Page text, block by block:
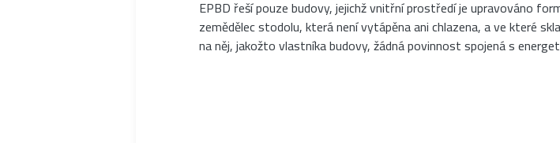
EPBD řeší pouze budovy, jejichž vnitřní prostředí je upravováno
zemědělec stodolu, která není vytápěna ani chlazena, a ve které
na něj, jakožto vlastníka budovy, žádná povinnost spojená s